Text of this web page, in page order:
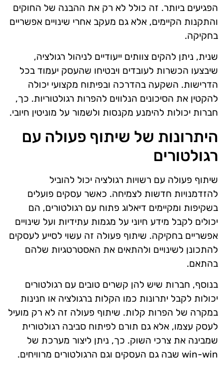
הפגיעים ביותר. זה כולל לא רק את ההבנה של החוקים
והתקנות הקיימים, אלא גם מעקב אחרי שינויים אפשריים
בחקיקה.
שנית, ניתן להקים צוותים ייעודיים לניהול רגולציה,
שיבצעו הכשרות לעובדים ויבטיחו שהעסק יעמוד בכל
הדרישות. השקעה בהדרכה ובפיתוח מקצועי יכולה
להקטין את הסיכונים הנלווים להפרות רגולטוריות. כך,
חברות יכולות להימנע מקנסות ולשמור על מוניטין חיובי.
היתרונות של שיתוף פעולה עם
רגולטורים
שיתוף פעולה עם רשויות רגולציה יכול להוביל
להזדמנויות חדשות לצמיחה. כאשר עסקים פועלים
בשקיפות ומקיימים דיאלוג פתוח עם רגולטורים, הם
יכולים לקבל מידע חיוני על מגמות עתידיות ועל שינויים
אפשריים בחקיקה. שיתוף פעולה זה עשוי לסייע לעסקים
להתכונן לשינויים ולהתאים את האסטרטגיות שלהם
בהתאם.
בנוסף, חברות שיש להן קשרים טובים עם רגולטורים
יכולות לקבל יתרונות כמו הקלות ברגולציה או חנינות
במקרה של הפרות קלות. שיתוף פעולה זה לא רק מועיל
לעסק עצמו, אלא גם תורם לפיתוח סביבה רגולטורית
שמבינה את צרכי השוק. כך, ניתן ליצור מערכת של
win-win שבה גם העסקים וגם הרגולטורים מרוויחים.